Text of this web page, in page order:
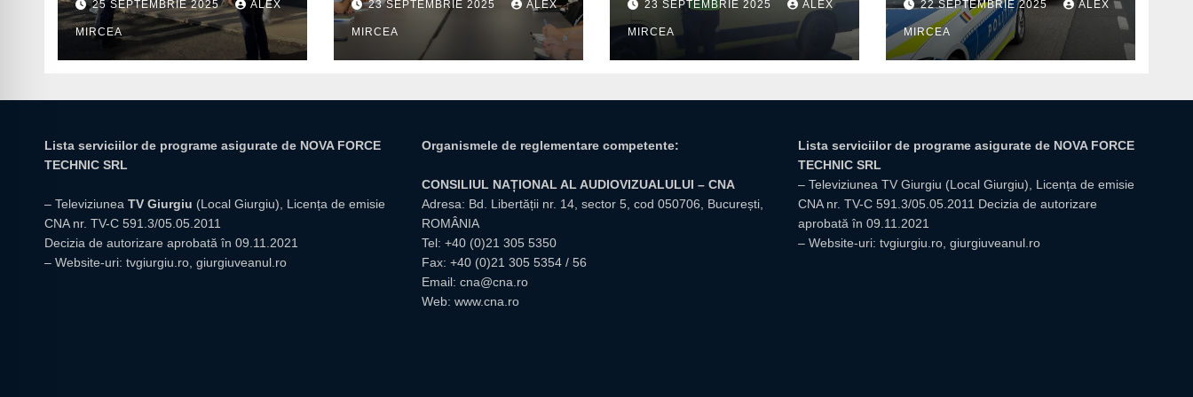
25 SEPTEMBRIE 2025 ALEX
MIRCEA
prioritate pentru
instituțiile publice
giurgiuvene
23 SEPTEMBRIE 2025 ALEX
MIRCEA
trafic23 SEPTEMBRIE 2025 ALEX
MIRCEA
din Mihăilești
22 SEPTEMBRIE 2025 ALEX
MIRCEA
Lista serviciilor de programe asigurate de NOVA FORCE
TECHNIC SRL
– Televiziunea TV Giurgiu (Local Giurgiu), Licența de emisie
CNA nr. TV-C 591.3/05.05.2011
Decizia de autorizare aprobată în 09.11.2021
– Website-uri: tvgiurgiu.ro giurgiuveanul.ro
Organismele de reglementare competente:
CONSILIUL NAȚIONAL AL AUDIOVIZUALULUI – CNA
Adresa: Bd. Libertății nr. 14, sector 5, cod 050706, București,
ROMÂNIA
Tel: +40 (0)21 305 5350
Fax: +40 (0)21 305 5354 / 56
Email: cna@cna.ro
Web: www.cna.ro
Lista serviciilor de programe asigurate de NOVA FORCE
TECHNIC SRL
– Televiziunea TV Giurgiu (Local Giurgiu), Licența de emisie
CNA nr. TV-C 591.3/05.05.2011 Decizia de autorizare
aprobată în 09.11.2021
– Website-uri: tvgiurgiu.ro, giurgiuveanul.ro